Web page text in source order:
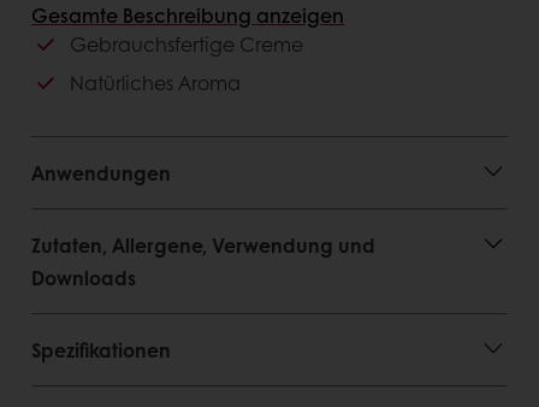
Konsumentenvorteile
Feine, glänzende Textur
Keine gehärteten Fette
Gesamte Beschreibung anzeigen
Gebrauchsfertige Creme
Natürliches Aroma
Anwendungen
Zutaten, Allergene, Verwendung und
Downloads
Spezifikationen